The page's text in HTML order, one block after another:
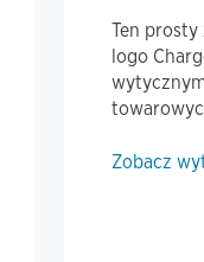
Ten prosty
logo
Zobacz